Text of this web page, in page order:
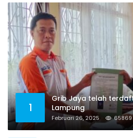
1
Grib Jaya telah
Lampung
Februari 26, 2025 65869